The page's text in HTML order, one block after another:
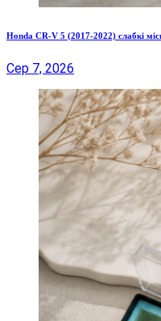
Honda CR-V 5 (2017-2022) слабкі
Сер 7, 2026